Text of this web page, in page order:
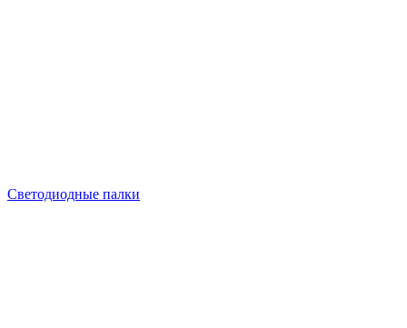
Светодиодные палки